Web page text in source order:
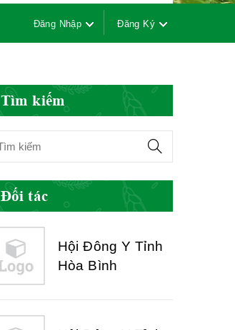
Đăng Nhập Đăng Ký
Tìm kiếm
Đối tác
Nam
Hội Đông Y Tỉnh
Yên Bái
Hội Đông Y Tỉnh
Hòa Bình